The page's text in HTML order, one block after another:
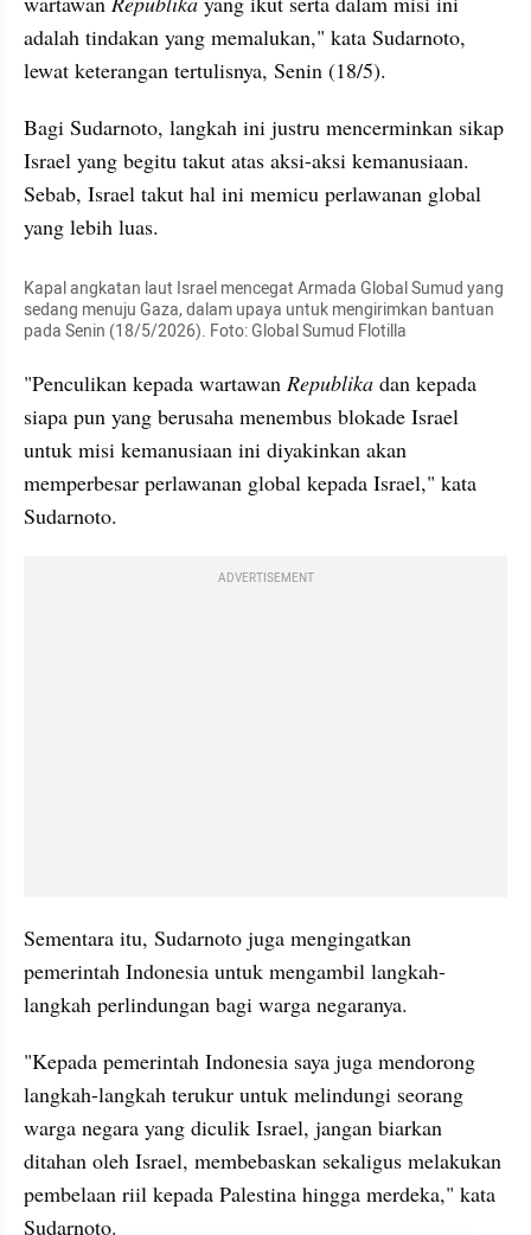
adalah tindakan yang memalukan," kata Sudarnoto,
lewat keterangan tertulisnya, Senin (18/5).
Bagi Sudarnoto, langkah ini justru mencerminkan sikap
Israel yang begitu takut atas aksi-aksi kemanusiaan.
Sebab, Israel takut hal ini memicu perlawanan global
yang lebih luas.
Kapal angkatan laut Israel mencegat Armada Global Sumud yang
sedang menuju Gaza, dalam upaya untuk mengirimkan bantuan
pada Senin (18/5/2026). Foto: Global Sumud Flotilla
"Penculikan kepada wartawan Republika dan kepada
siapa pun yang berusaha menembus blokade Israel
untuk misi kemanusiaan ini diyakinkan akan
memperbesar perlawanan global kepada Israel," kata
Sudarnoto.
ADVERTISEMENT
Sementara itu, Sudarnoto juga mengingatkan
pemerintah Indonesia untuk mengambil langkah-
langkah perlindungan bagi warga negaranya.
"Kepada pemerintah Indonesia saya juga mendorong
langkah-langkah terukur untuk melindungi seorang
warga negara yang diculik Israel, jangan biarkan
ditahan oleh Israel, membebaskan sekaligus melakukan
pembelaan riil kepada Palestina hingga merdeka," kata
Sudarnoto.